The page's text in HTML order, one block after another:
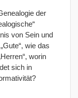
der
von Sein und
wie das
worin
sich in